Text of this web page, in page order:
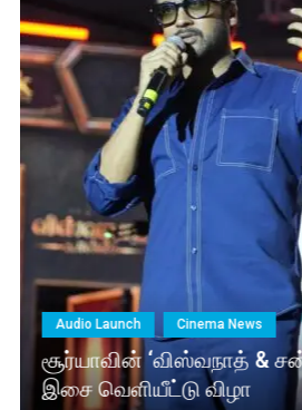
Audio Launch Cinema News
சூர்யாவின் ‘விஸ்வநாத் &
இசை வெளியீட்டு விழா